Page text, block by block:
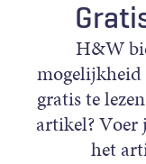
H&W
mogelijkheid
gratis te
artikel? Voer
het